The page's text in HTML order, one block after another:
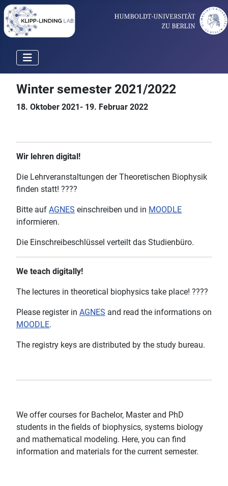
Winter semester 2021/2022
18. Oktober 2021- 19. Februar 2022
Wir lehren digital!
Die Lehrveranstaltungen der Theoretischen Biophysik
finden statt! ????
Bitte auf AGNES einschreiben und in MOODLE
informieren.
Die Einschreibeschlüssel verteilt das Studienbüro.
We teach digitally!
The lectures in theoretical biophysics take place! ????
Please register in AGNES and read the informations on
MOODLE.
The registry keys are distributed by the study bureau.
We offer courses for Bachelor, Master and PhD
students in the fields of biophysics, systems biology
and mathematical modeling. Here, you can find
information and materials for the current semester.